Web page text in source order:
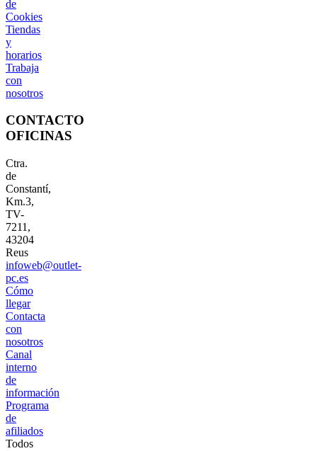
de
Cookies
Tiendas
y
horarios
Trabaja
con
nosotros
CONTACTO
OFICINAS
Ctra.
de
Constantí,
Km.3,
TV-
7211,
43204
Reus
infoweb@outlet-
pc.es
Cómo
llegar
Contacta
con
nosotros
Canal
interno
de
información
Programa
de
afiliados
Todos